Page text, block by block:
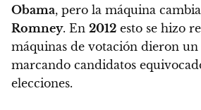
Obama, pero la máquina
Romney. En 2012 esto se hizo
máquinas de votación dieron
marcando candidatos
elecciones.